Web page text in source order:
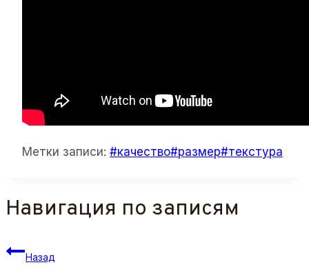
Метки записи: #качество#размер#текстура
Навигация по записям
Назад